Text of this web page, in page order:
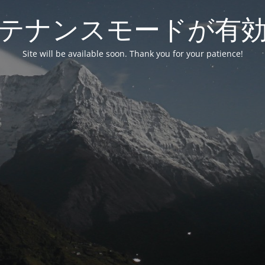
ナンスモードが有
Site will be available soon. Thank you for your patience!